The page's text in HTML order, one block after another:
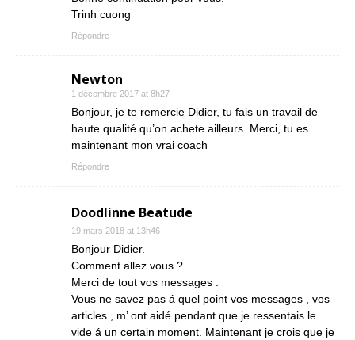
Trinh cuong
Répondre
Newton
1 décembre 2017 at 8h27
Bonjour, je te remercie Didier, tu fais un travail de
haute qualité qu’on achete ailleurs. Merci, tu es
maintenant mon vrai coach
Répondre
Doodlinne Beatude
19 mars 2018 at 13h46
Bonjour Didier.
Comment allez vous ?
Merci de tout vos messages .
Vous ne savez pas á quel point vos messages , vos
articles , m’ ont aidé pendant que je ressentais le
vide á un certain moment. Maintenant je crois que je